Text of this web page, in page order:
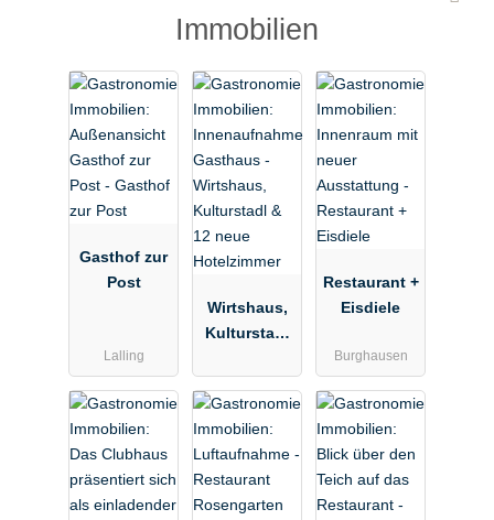
Immobilien
Gasthof zur
Post
Lalling
Wirtshaus,
Kulturstadl
Restaurant +
Eisdiele
Burghausen